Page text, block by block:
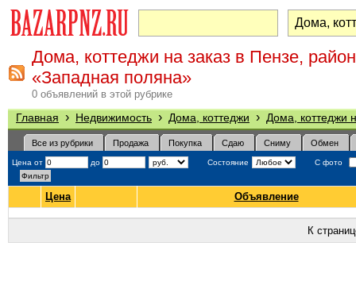
Дома, коттеджи на заказ в Пензе, район
«Западная поляна»
0 объявлений в этой рубрике
Главная › Недвижимость › Дома, коттеджи › Дома, коттеджи
Все из рубрики Продажа Покупка Сдаю Сниму Обмен
Цена от до Состояние С фото
Цена Объявление
К